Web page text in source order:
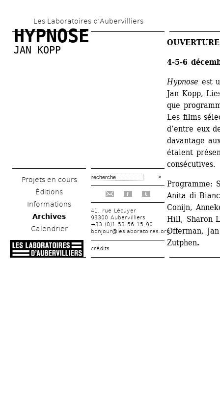
au
contenu
Les Laboratoires d’Aubervilliers
HYPNOSE
JAN KOPP
Projets en cours
Éditions
Informations
Archives
Calendrier
f t
41, rue Lécuyer
93300 Aubervilliers
+33 (0)1 53 56 15 90
bonjour@leslaboratoires.org
crédits
4-5-6
Hypnose est
Jan Kopp,
que
Les films
d’entre eux
davantage
étaient
consécutives.
Programme:
Anita di
Conijn,
Hill, Sharon
Offerman,
Zutphen.